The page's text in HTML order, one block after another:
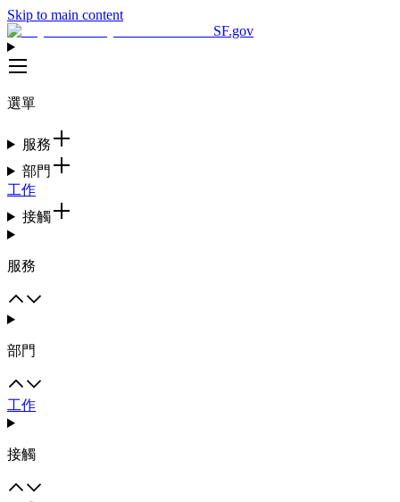
Skip to main content
SF.gov
選單
服務
部門
工作
接觸
服務
部門
工作
接觸